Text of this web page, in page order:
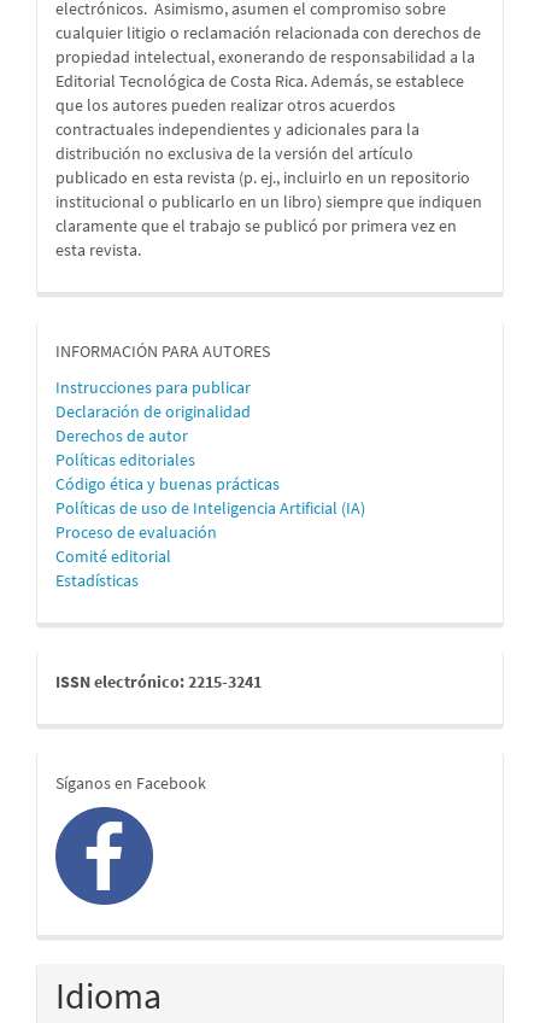
electrónicos. Asimismo, asumen el compromiso sobre
cualquier litigio o reclamación relacionada con derechos de
propiedad intelectual, exonerando de responsabilidad a la
Editorial Tecnológica de Costa Rica. Además, se establece
que los autores pueden realizar otros acuerdos
contractuales independientes y adicionales para la
distribución no exclusiva de la versión del artículo
publicado en esta revista (p. ej., incluirlo en un repositorio
institucional o publicarlo en un libro) siempre que indiquen
claramente que el trabajo se publicó por primera vez en
esta revista.
informacion
INFORMACIÓN PARA AUTORES
Instrucciones para publicar
Declaración de originalidad
Derechos de autor
Políticas editoriales
Código ética y buenas prácticas
Políticas de uso de Inteligencia Artificial (IA)
Proceso de evaluación
Comité editorial
Estadísticas
issn
ISSN electrónico: 2215-3241
redes
Síganos en Facebook
Idioma